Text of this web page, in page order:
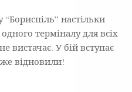
настільки
терміналу для всіх
вистачає. У бій вступає
відновили!